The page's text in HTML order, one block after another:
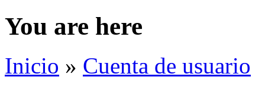
You are here
Inicio » Cuenta de usuario